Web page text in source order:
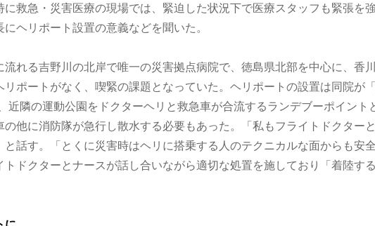
救急・災害医療の現場では、緊迫した状況下で医療スタッフも緊張を
ヘリポート設置の意義などを聞いた。
れる吉野川の北岸で唯一の災害拠点病院で、徳島県北部を中心に、香
ポートがなく、喫緊の課題となっていた。ヘリポートの設置は同院が
近隣の運動公園をドクターヘリと救急車が合流するランデブーポイン
他に消防隊が急行し散水する必要もあった。「私もフライトドクター
話す。「とくに災害時はヘリに搭乗する人のテクニカルな面からも安
ドクターとナースが話し合いながら適切な処置を施しており「着陸す